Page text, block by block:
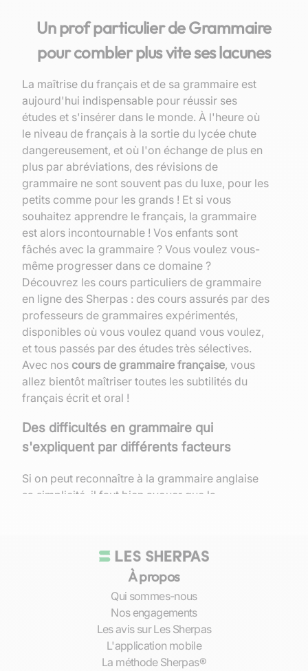
Un prof particulier de Grammaire
pour combler plus vite ses lacunes
La maîtrise du français et de sa grammaire est
aujourd'hui indispensable pour réussir ses
études et s'insérer dans le monde. À l'heure où
le niveau de français à la sortie du lycée chute
dangereusement, et où l'on échange de plus en
plus par abréviations, des révisions de
grammaire ne sont souvent pas du luxe, pour les
petits comme pour les grands ! Et si vous
souhaitez apprendre le français, la grammaire
est alors incontournable ! Vos enfants sont
fâchés avec la grammaire ? Vous voulez vous-
même progresser dans ce domaine ?
Découvrez les cours particuliers de grammaire
en ligne des Sherpas : des cours assurés par des
professeurs de grammaires expérimentés,
disponibles où vous voulez quand vous voulez,
et tous passés par des études très sélectives.
Avec nos cours de grammaire française, vous
allez bientôt maîtriser toutes les subtilités du
français écrit et oral !
Des difficultés en grammaire qui
s'expliquent par différents facteurs
Si on peut reconnaître à la grammaire anglaise
sa simplicité, il faut bien avouer que la
grammaticales n'est pas toujours simple, et il y a
aussi de nombreuses exceptions aux règles de
grammaire (sinon ce ne serait pas drôle !).
niveau général est aussi en chute libre ! Les
exigences du Lycée en grammaire et
orthographe sont moins bien élevées
qu'auparavant. Le niveau baisse aussi à cause
À propos
Qui sommes-nous
Nos engagements
Les avis sur Les Sherpas
L'application mobile
La méthode Sherpas®